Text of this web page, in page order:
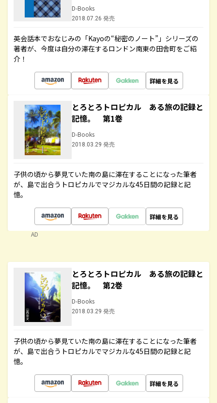
D-Books
2018.07.26 発売
英会話本でおなじみの「Kayoの“秘密のノート”」シリーズの
著者が、今度は自分の滞在するロンドン南東の田舎町をご紹
介！
詳細を見る
とろとろトロピカル ある旅の記録と
記憶。 第1巻
D-Books
2018.03.29 発売
子供の頃から夢見ていた南の島に滞在することになった筆者
が、島で出合うトロピカルでマジカルな45日間の記録と記
憶。
詳細を見る
AD
とろとろトロピカル ある旅の記録と
記憶。 第2巻
D-Books
2018.03.29 発売
子供の頃から夢見ていた南の島に滞在することになった筆者
が、島で出合うトロピカルでマジカルな45日間の記録と記
憶。
詳細を見る